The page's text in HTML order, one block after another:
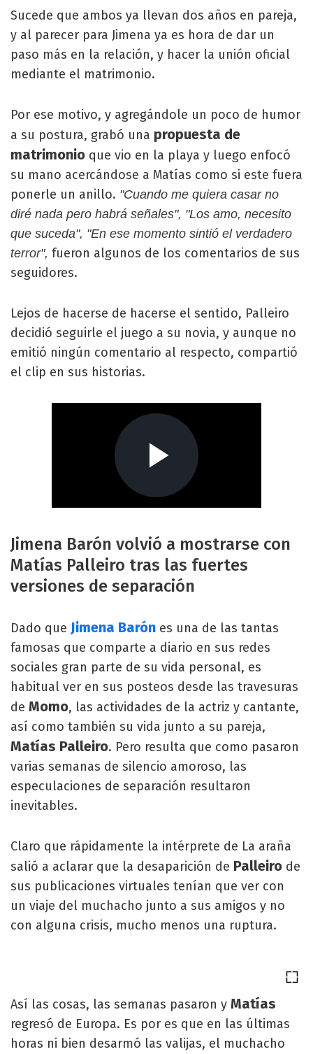
Sucede que ambos ya llevan dos años en pareja,
y al parecer para Jimena ya es hora de dar un
paso más en la relación, y hacer la unión oficial
mediante el matrimonio.
Por ese motivo, y agregándole un poco de humor
a su postura, grabó una propuesta de
matrimonio que vio en la playa y luego enfocó
su mano acercándose a Matías como si este fuera
ponerle un anillo. "Cuando me quiera casar no
diré nada pero habrá señales", "Los amo, necesito
que suceda", "En ese momento sintió el verdadero
terror", fueron algunos de los comentarios de sus
seguidores.
Lejos de hacerse de hacerse el sentido, Palleiro
decidió seguirle el juego a su novia, y aunque no
emitió ningún comentario al respecto, compartió
el clip en sus historias.
Jimena Barón volvió a mostrarse con
Matías Palleiro tras las fuertes
versiones de separación
Dado que Jimena Barón es una de las tantas
famosas que comparte a diario en sus redes
sociales gran parte de su vida personal, es
habitual ver en sus posteos desde las travesuras
de Momo, las actividades de la actriz y cantante,
así como también su vida junto a su pareja,
Matías Palleiro. Pero resulta que como pasaron
varias semanas de silencio amoroso, las
especulaciones de separación resultaron
inevitables.
Claro que rápidamente la intérprete de La araña
salió a aclarar que la desaparición de Palleiro de
sus publicaciones virtuales tenían que ver con
un viaje del muchacho junto a sus amigos y no
con alguna crisis, mucho menos una ruptura.
Así las cosas, las semanas pasaron y Matías
regresó de Europa. Es por es que en las últimas
horas ni bien desarmó las valijas, el muchacho